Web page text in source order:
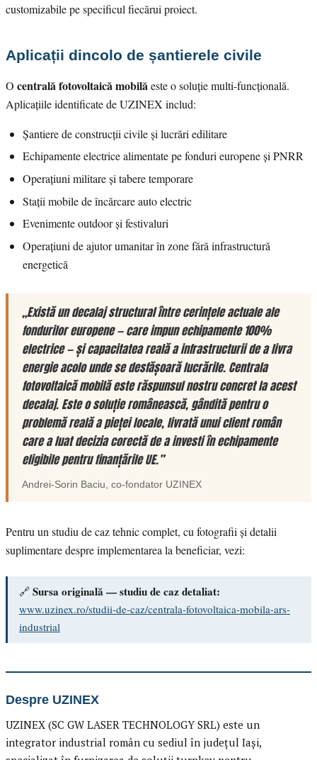
customizabile pe specificul fiecărui proiect.
Aplicații dincolo de șantierele civile
O centrală fotovoltaică mobilăeste o soluție multi-funcțională.
Aplicațiile identificate de UZINEX includ:
Șantiere de construcții civile și lucrări edilitare
Echipamente electrice alimentate pe fonduri europene și PNRR
Operațiuni militare și tabere temporare
Stații mobile de încărcare auto electric
Evenimente outdoor și festivaluri
Operațiuni de ajutor umanitar în zone fără infrastructură
energetică
„Există un decalaj structural între cerințele actuale ale
fondurilor europene — care impun echipamente 100%
electrice — și capacitatea reală a infrastructurii de a livra
energie acolo unde se desfășoară lucrările. Centrala
fotovoltaică mobilă este răspunsul nostru concret la acest
decalaj. Este o soluție românească, gândită pentru o
problemă reală a pieței locale, livrată unui client român
care a luat decizia corectă de a investi în echipamente
eligibile pentru finanțările UE.”
Andrei-Sorin Baciu, co-fondator UZINEX
Pentru un studiu de caz tehnic complet, cu fotografii și detalii
suplimentare despre implementarea la beneficiar, vezi:
🔗 Sursa originală — studiu de caz detaliat:
www.uzinex.ro/studii-de-caz/centrala-fotovoltaica-mobila-ars-
industrial
Despre UZINEX
UZINEX (SC GW LASER TECHNOLOGY SRL) este un
integrator industrial român cu sediul în județul Iași,